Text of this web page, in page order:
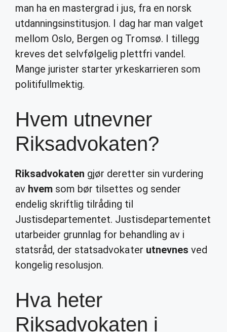
man ha en mastergrad i jus, fra en norsk
utdanningsinstitusjon. I dag har man valget
mellom Oslo, Bergen og Tromsø. I tillegg
kreves det selvfølgelig plettfri vandel.
Mange jurister starter yrkeskarrieren som
politifullmektig.
Hvem utnevner
Riksadvokaten?
Riksadvokaten gjør deretter sin vurdering
av hvem som bør tilsettes og sender
endelig skriftlig tilråding til
Justisdepartementet. Justisdepartementet
utarbeider grunnlag for behandling av i
statsråd, der statsadvokater utnevnes ved
kongelig resolusjon.
Hva heter
Riksadvokaten i